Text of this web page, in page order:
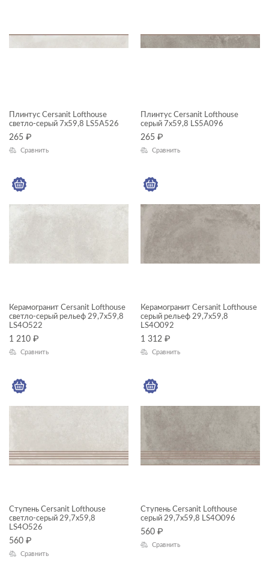
ЦЕНА, ₽
7x60
ДИЗАЙН
КОЛЛЕКЦИЯ
Внутренняя отделка
Плинтус Cersanit Lofthouse
светло-серый 7x59,8 LS5A526
265 ₽
Сравнить
Плинтус Cersanit Lofthouse
серый 7x59,8 LS5A096
265 ₽
Сравнить
Керамогранит Cersanit Lofthouse
светло-серый рельеф 29,7x59,8
LS4O522
1 210 ₽
Сравнить
Керамогранит Cersanit Lofthouse
серый рельеф 29,7x59,8
LS4O092
1 312 ₽
Сравнить
Ступень Cersanit Lofthouse
светло-серый 29,7x59,8
LS4O526
560 ₽
Сравнить
Ступень Cersanit Lofthouse
серый 29,7x59,8 LS4O096
560 ₽
Сравнить